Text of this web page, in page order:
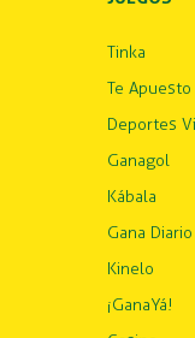
Tinka
Te Apuesto
Deportes
Ganagol
Kábala
Gana Diario
Kinelo
¡GanaYá!